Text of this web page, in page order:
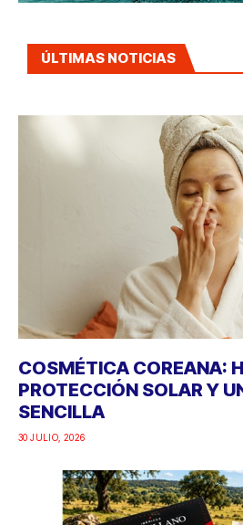
ÚLTIMAS NOTICIAS
COSMÉTICA COREANA:
PROTECCIÓN SOLAR Y
SENCILLA
30 JULIO, 2026